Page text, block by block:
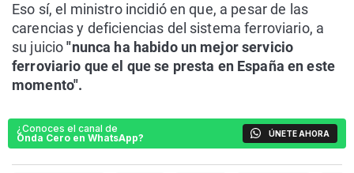
Eso sí, el ministro incidió en que, a pesar de las
carencias y deficiencias del sistema ferroviario, a
su juicio"nunca ha habido un mejor servicio
ferroviario que el que se presta en España en este
momento".
¿Conoces el canal de
Onda Cero en WhatsApp?
ÚNETE AHORA